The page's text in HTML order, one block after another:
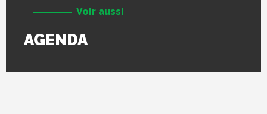
Voir aussi
AGENDA